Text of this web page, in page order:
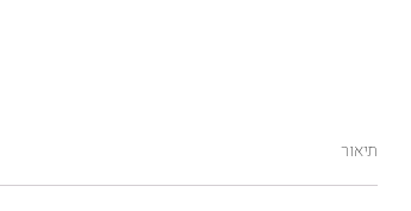
תיאור